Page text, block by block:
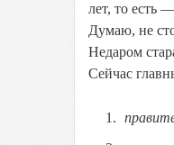
лет, то есть
Думаю, не
Недаром
Сейчас